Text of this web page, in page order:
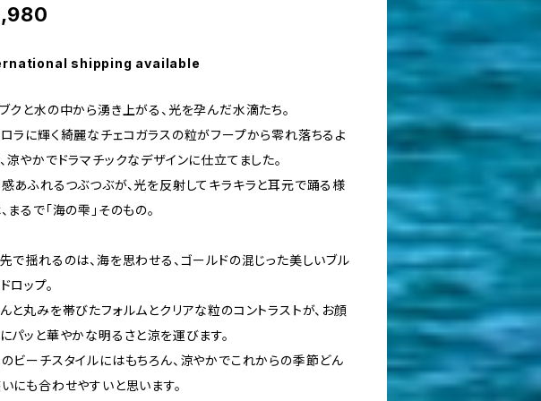
shipping available
クと水の中から湧き上がる、光を孕んだ水滴たち。
ラに輝く綺麗なチェコガラスの粒がフープから零れ落ちるよ
涼やかでドラマチックなデザインに仕立てました。
あふれるつぶつぶが、光を反射してキラキラと耳元で踊る様
まるで「海の雫」そのもの。
で揺れるのは、海を思わせる、ゴールドの混じった美しいブル
ロップ。
と丸みを帯びたフォルムとクリアな粒のコントラストが、お顔
パッと華やかな明るさと涼を運びます。
ビーチスタイルにはもちろん、涼やかでこれからの季節どん
にも合わせやすいと思います。